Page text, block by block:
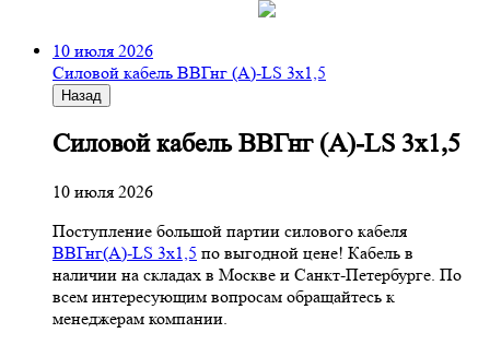
10 июля 2026
Cиловой кабель ВВГнг (A)-LS 3х1,5
Назад
Cиловой кабель ВВГнг (A)-LS 3х1,5
10 июля 2026
Поступление большой партии силового кабеля
ВВГнг(A)-LS 3х1,5 по выгодной цене! Кабель в
наличии на складах в Москве и Санкт-Петербурге. По
всем интересующим вопросам обращайтесь к
менеджерам компании.